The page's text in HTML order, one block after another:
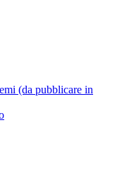
(da pubblicare in